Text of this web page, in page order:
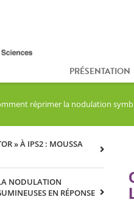
PRÉSENTATION
réprimer la nodulation
» À IPS2 : MOUSSA
NODULATION
EN RÉPONSE